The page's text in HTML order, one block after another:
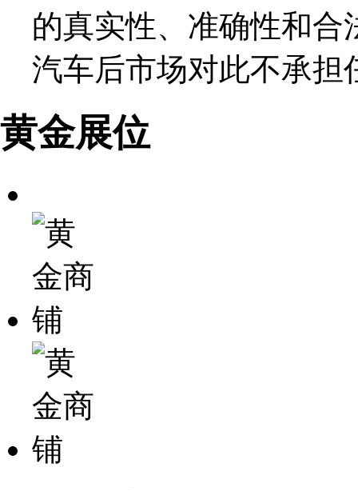
的真实性、准确性和合
汽车后市场对此不承担
黄金展位